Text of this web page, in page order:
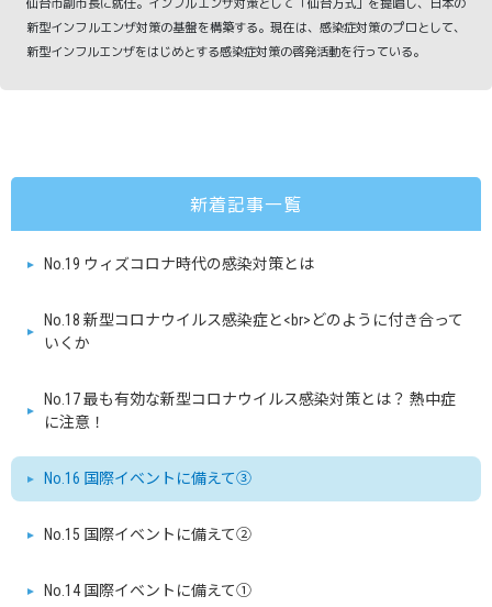
新着記事一覧
No.19 ウィズコロナ時代の感染対策とは
No.18 新型コロナウイルス感染症と<br>どのように付き合って
いくか
No.17 最も有効な新型コロナウイルス感染対策とは？ 熱中症
に注意！
No.16 国際イベントに備えて③
No.15 国際イベントに備えて②
No.14 国際イベントに備えて①
新型インフルエンザ対策の基盤を構築する。現在は、感染症対策のプロとして、
新型インフルエンザをはじめとする感染症対策の啓発活動を行っている。